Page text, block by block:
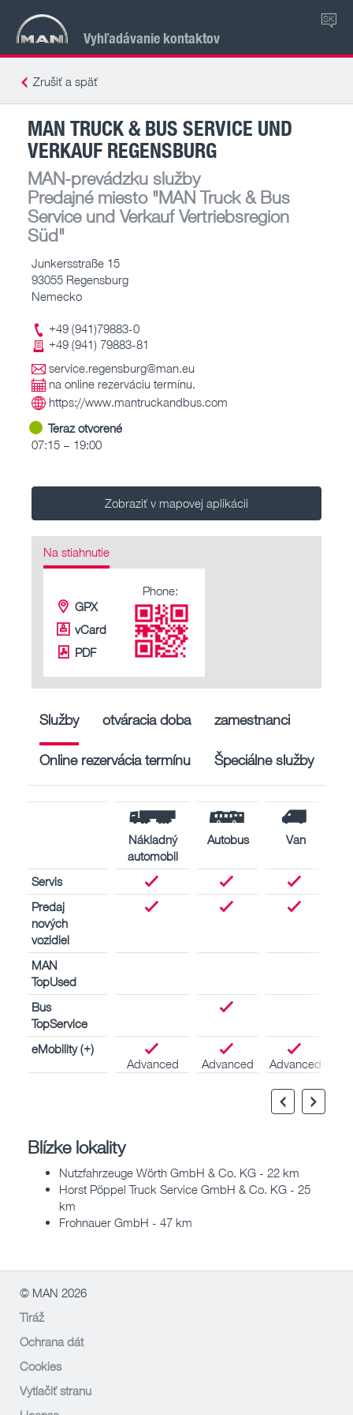
Vyhľadávanie kontaktov
SK
Zrušiť a späť
MAN TRUCK & BUS SERVICE UND
VERKAUF REGENSBURG
MAN-prevádzku služby
Predajné miesto"MAN Truck & Bus
Service und Verkauf Vertriebsregion
Süd"
Junkersstraße 15
93055 Regensburg
Nemecko
+49 (941)79883-0
+49 (941) 79883-81
service.regensburg@man.eu
na online rezerváciu termínu.
https://www.mantruckandbus.com
Teraz otvorené
07:15 – 19:00
Zobraziť v mapovej aplikácii
Na stiahnutie
GPX
vCard
PDF
Phone:
Služby otváracia doba zamestnanci
Online rezervácia termínu Špeciálne služby
Nákladný
automobil
Autobus Van
Servis
Predaj
nových
vozidiel
MAN
TopUsed
Bus
TopService
eMobility (+)
Advanced
Advanced Advanced
Blízke lokality
Nutzfahrzeuge Wörth GmbH & Co. KG - 22 km
Horst Pöppel Truck Service GmbH & Co. KG - 25
km
Frohnauer GmbH - 47 km
© MAN 2026
Tiráž
Ochrana dát
Cookies
Vytlačiť stranu